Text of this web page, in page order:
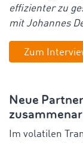
effizienter zu
mit Johannes
Zum
Neue
Im volatilen